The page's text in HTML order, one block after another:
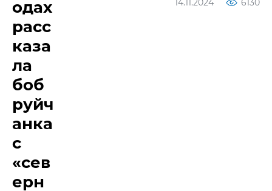
одах
расс
каза
ла
боб
руйч
анка
с
«сев
ерн
14.11.2024 6130